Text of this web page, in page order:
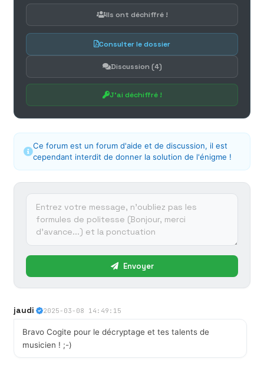
Ils ont déchiffré !
Consulter le dossier
Discussion (4)
J'ai déchiffré !
Ce forum est un forum d'aide et de discussion, il est
cependant interdit de donner la solution de l'énigme !
Envoyer
jaudi 2025-03-08 14:49:15
Bravo Cogite pour le décryptage et tes talents de
musicien ! ;-)